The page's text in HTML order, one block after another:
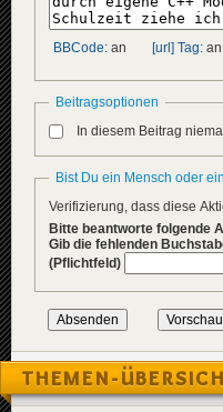
BBCode: an [url] Tag: an
Beitragsoptionen
In diesem Beitrag
Bist Du ein Mensch oder
Verifizierung, dass diese
Bitte beantworte folgende
Gib die fehlenden
(Pflichtfeld)
THEMEN-